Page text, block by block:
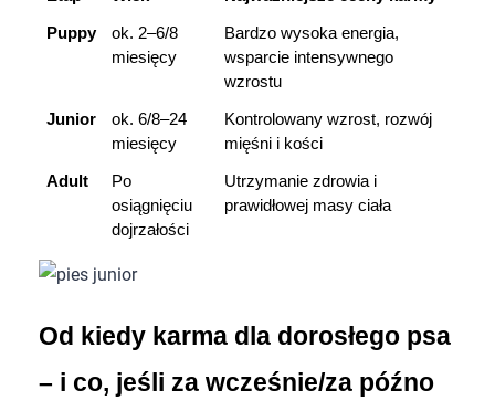
Puppy
ok. 2–6/8
miesięcy
Bardzo wysoka energia,
wsparcie intensywnego
wzrostu
Junior
ok. 6/8–24
miesięcy
Kontrolowany wzrost, rozwój
mięśni i kości
Adult
Po
osiągnięciu
dojrzałości
Utrzymanie zdrowia i
prawidłowej masy ciała
Od kiedy karma dla dorosłego psa
– i co, jeśli za wcześnie/za późno